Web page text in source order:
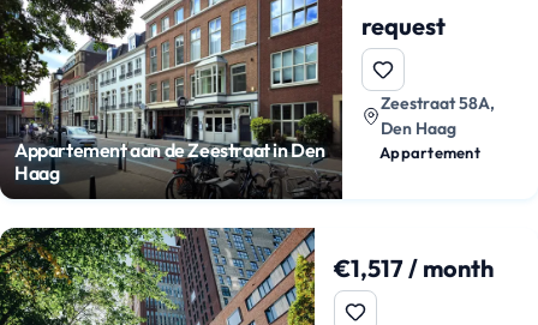
Appartement aan de Zeestraat in Den
Haag
request
Zeestraat 58A,
Den Haag
Appartement
€1,517 / month